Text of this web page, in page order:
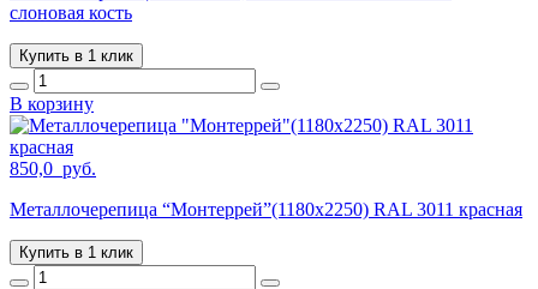
слоновая кость
Купить в 1 клик
В корзину
850,0 руб.
Металлочерепица “Монтеррей”(1180х2250) RAL 3011 красная
Купить в 1 клик